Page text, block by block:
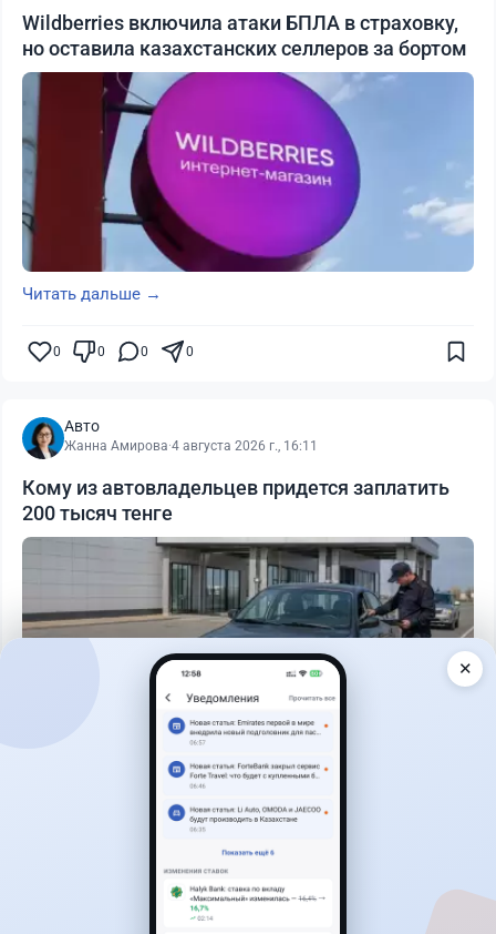
Wildberries включила атаки БПЛА в страховку,
но оставила казахстанских селлеров за бортом
Читать дальше →
0 0 0 0
Авто
Жанна Амирова·4 августа 2026 г., 16:11
Кому из автовладельцев придется заплатить
200 тысяч тенге
11
7 августа 2026 г., 16:11
✕